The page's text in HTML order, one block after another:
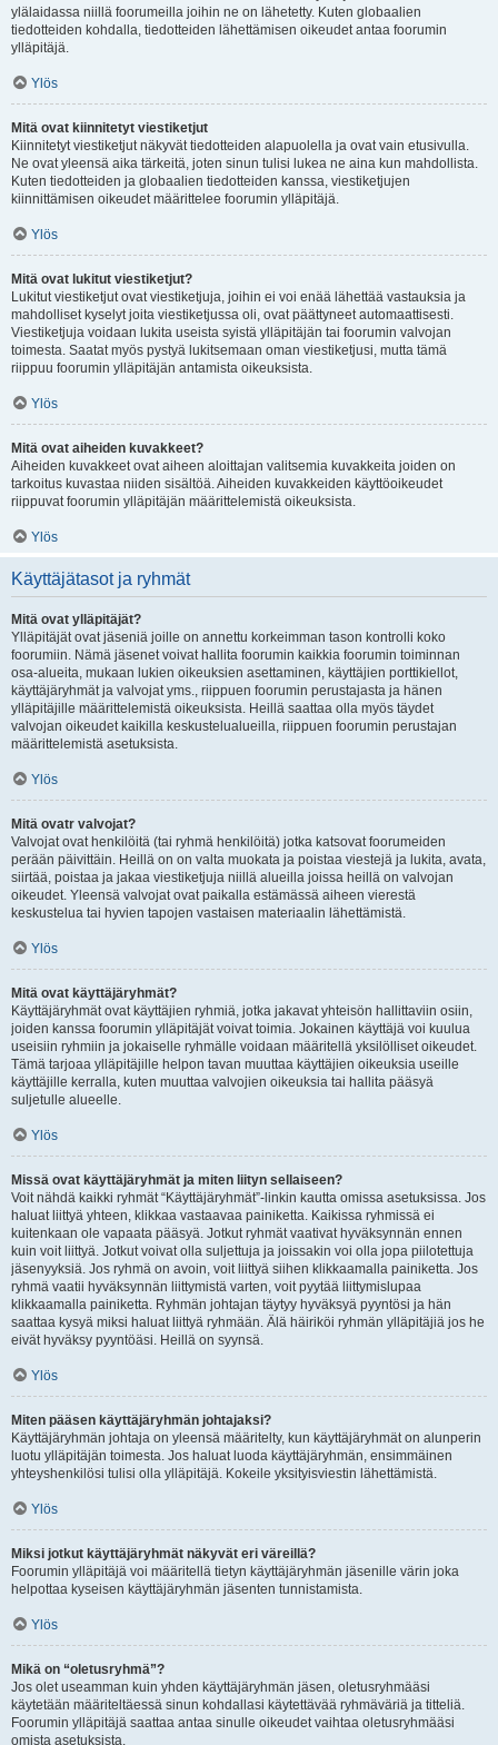
ylälaidassa niillä foorumeilla joihin ne on lähetetty. Kuten globaalien
tiedotteiden kohdalla, tiedotteiden lähettämisen oikeudet antaa foorumin
ylläpitäjä.
Ylös
Mitä ovat kiinnitetyt viestiketjut
Kiinnitetyt viestiketjut näkyvät tiedotteiden alapuolella ja ovat vain etusivulla.
Ne ovat yleensä aika tärkeitä, joten sinun tulisi lukea ne aina kun mahdollista.
Kuten tiedotteiden ja globaalien tiedotteiden kanssa, viestiketjujen
kiinnittämisen oikeudet määrittelee foorumin ylläpitäjä.
Ylös
Mitä ovat lukitut viestiketjut?
Lukitut viestiketjut ovat viestiketjuja, joihin ei voi enää lähettää vastauksia ja
mahdolliset kyselyt joita viestiketjussa oli, ovat päättyneet automaattisesti.
Viestiketjuja voidaan lukita useista syistä ylläpitäjän tai foorumin valvojan
toimesta. Saatat myös pystyä lukitsemaan oman viestiketjusi, mutta tämä
riippuu foorumin ylläpitäjän antamista oikeuksista.
Ylös
Mitä ovat aiheiden kuvakkeet?
Aiheiden kuvakkeet ovat aiheen aloittajan valitsemia kuvakkeita joiden on
tarkoitus kuvastaa niiden sisältöä. Aiheiden kuvakkeiden käyttöoikeudet
riippuvat foorumin ylläpitäjän määrittelemistä oikeuksista.
Ylös
Käyttäjätasot ja ryhmät
Mitä ovat ylläpitäjät?
Ylläpitäjät ovat jäseniä joille on annettu korkeimman tason kontrolli koko
foorumiin. Nämä jäsenet voivat hallita foorumin kaikkia foorumin toiminnan
osa-alueita, mukaan lukien oikeuksien asettaminen, käyttäjien porttikiellot,
käyttäjäryhmät ja valvojat yms., riippuen foorumin perustajasta ja hänen
ylläpitäjille määrittelemistä oikeuksista. Heillä saattaa olla myös täydet
valvojan oikeudet kaikilla keskustelualueilla, riippuen foorumin perustajan
määrittelemistä asetuksista.
Ylös
Mitä ovatr valvojat?
Valvojat ovat henkilöitä (tai ryhmä henkilöitä) jotka katsovat foorumeiden
perään päivittäin. Heillä on on valta muokata ja poistaa viestejä ja lukita, avata,
siirtää, poistaa ja jakaa viestiketjuja niillä alueilla joissa heillä on valvojan
oikeudet. Yleensä valvojat ovat paikalla estämässä aiheen vierestä
keskustelua tai hyvien tapojen vastaisen materiaalin lähettämistä.
Ylös
Mitä ovat käyttäjäryhmät?
Käyttäjäryhmät ovat käyttäjien ryhmiä, jotka jakavat yhteisön hallittaviin osiin,
joiden kanssa foorumin ylläpitäjät voivat toimia. Jokainen käyttäjä voi kuulua
useisiin ryhmiin ja jokaiselle ryhmälle voidaan määritellä yksilölliset oikeudet.
Tämä tarjoaa ylläpitäjille helpon tavan muuttaa käyttäjien oikeuksia useille
käyttäjille kerralla, kuten muuttaa valvojien oikeuksia tai hallita pääsyä
suljetulle alueelle.
Ylös
Missä ovat käyttäjäryhmät ja miten liityn sellaiseen?
Voit nähdä kaikki ryhmät “Käyttäjäryhmät”-linkin kautta omissa asetuksissa. Jos
haluat liittyä yhteen, klikkaa vastaavaa painiketta. Kaikissa ryhmissä ei
kuitenkaan ole vapaata pääsyä. Jotkut ryhmät vaativat hyväksynnän ennen
kuin voit liittyä. Jotkut voivat olla suljettuja ja joissakin voi olla jopa piilotettuja
jäsenyyksiä. Jos ryhmä on avoin, voit liittyä siihen klikkaamalla painiketta. Jos
ryhmä vaatii hyväksynnän liittymistä varten, voit pyytää liittymislupaa
klikkaamalla painiketta. Ryhmän johtajan täytyy hyväksyä pyyntösi ja hän
saattaa kysyä miksi haluat liittyä ryhmään. Älä häiriköi ryhmän ylläpitäjiä jos he
eivät hyväksy pyyntöäsi. Heillä on syynsä.
Ylös
Miten pääsen käyttäjäryhmän johtajaksi?
Käyttäjäryhmän johtaja on yleensä määritelty, kun käyttäjäryhmät on alunperin
luotu ylläpitäjän toimesta. Jos haluat luoda käyttäjäryhmän, ensimmäinen
yhteyshenkilösi tulisi olla ylläpitäjä. Kokeile yksityisviestin lähettämistä.
Ylös
Miksi jotkut käyttäjäryhmät näkyvät eri väreillä?
Foorumin ylläpitäjä voi määritellä tietyn käyttäjäryhmän jäsenille värin joka
helpottaa kyseisen käyttäjäryhmän jäsenten tunnistamista.
Ylös
Mikä on “oletusryhmä”?
Jos olet useamman kuin yhden käyttäjäryhmän jäsen, oletusryhmääsi
käytetään määriteltäessä sinun kohdallasi käytettävää ryhmäväriä ja titteliä.
Foorumin ylläpitäjä saattaa antaa sinulle oikeudet vaihtaa oletusryhmääsi
omista asetuksista.